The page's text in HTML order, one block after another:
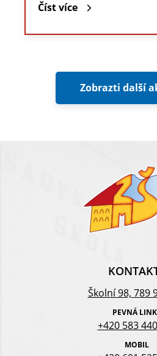
Číst více
Zobrazti další
Školní 98, 789
PEVNÁ
+420 583
MOBIL